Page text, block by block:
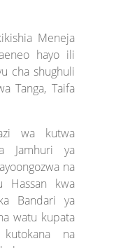
Meneja
hayo ili
cha shughuli
Tanga, Taifa
wa kutwa
Jamhuri ya
na
Hassan kwa
Bandari ya
watu kupata
na